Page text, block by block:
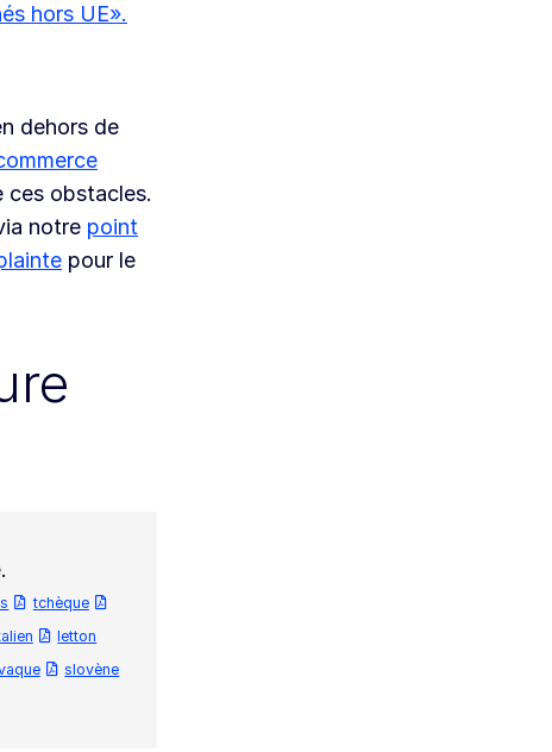
hors UE».
dehors de
ces obstacles.
notre point
pour le
tchèque
letton
slovène